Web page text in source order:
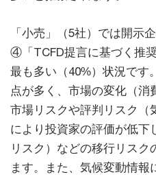
「小売」（5社）では開示
④「TCFD提言に基づく推
最も多い（40%）状況です
点が多く、市場の変化（消
市場リスクや評判リスク（
により投資家の評価が低下
リスク）などの移行リス
ます。また、気候変動情